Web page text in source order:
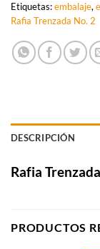
Etiquetas:embalaje,
Rafia Trenzada No. 2
DESCRIPCIÓN
Rafia Trenzada
PRODUCTOS